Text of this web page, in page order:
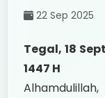
22 Sep 2025
Tegal, 18
1447 H